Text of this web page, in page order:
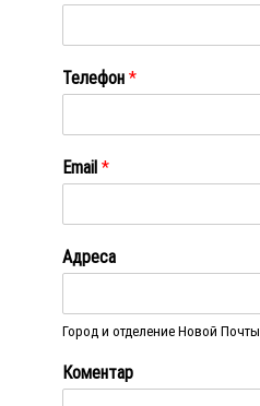
Телефон *
Email *
Адреса
Город и отделение Новой Почты
Коментар